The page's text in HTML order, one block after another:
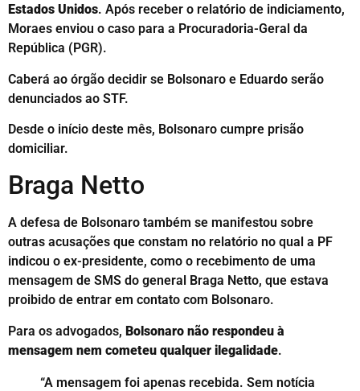
Estados Unidos. Após receber o relatório de indiciamento,
Moraes enviou o caso para a Procuradoria-Geral da
República (PGR).
Caberá ao órgão decidir se Bolsonaro e Eduardo serão
denunciados ao STF.
Desde o início deste mês, Bolsonaro cumpre prisão
domiciliar.
Braga Netto
A defesa de Bolsonaro também se manifestou sobre
outras acusações que constam no relatório no qual a PF
indicou o ex-presidente, como o recebimento de uma
mensagem de SMS do general Braga Netto, que estava
proibido de entrar em contato com Bolsonaro.
Para os advogados, Bolsonaro não respondeu à
mensagem nem cometeu qualquer ilegalidade.
“A mensagem foi apenas recebida. Sem notícia